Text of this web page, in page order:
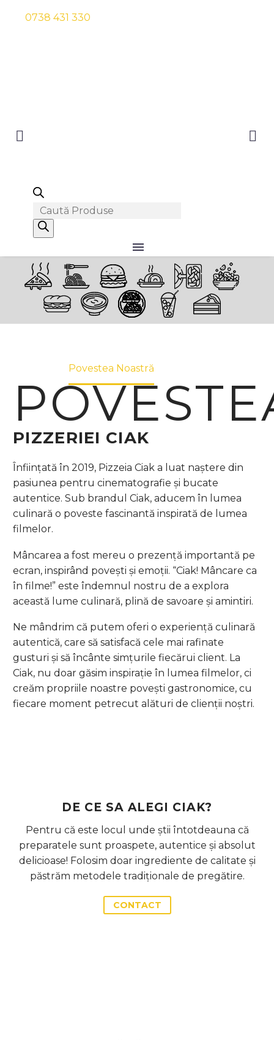
0738 431 330
NOASTRĂ
Povestea Noastră
PIZZERIEI CIAK
Înființată în 2019, Pizzeia Ciak a luat naștere din
pasiunea pentru cinematografie și bucate
autentice. Sub brandul Ciak, aducem în lumea
culinară o poveste fascinantă inspirată de lumea
filmelor.
Mâncarea a fost mereu o prezență importantă pe
ecran, inspirând povești și emoții. “Ciak! Mâncare ca
în filme!” este îndemnul nostru de a explora
această lume culinară, plină de savoare și amintiri.
Ne mândrim că putem oferi o experiență culinară
autentică, care să satisfacă cele mai rafinate
gusturi și să încânte simțurile fiecărui client. La
Ciak, nu doar găsim inspirație în lumea filmelor, ci
creăm propriile noastre povești gastronomice, cu
fiecare moment petrecut alături de clienții noștri.
DE CE SA ALEGI CIAK?
Pentru că este locul unde știi întotdeauna că
preparatele sunt proaspete, autentice și absolut
delicioase! Folosim doar ingrediente de calitate și
păstrăm metodele tradiționale de pregătire.
CONTACT